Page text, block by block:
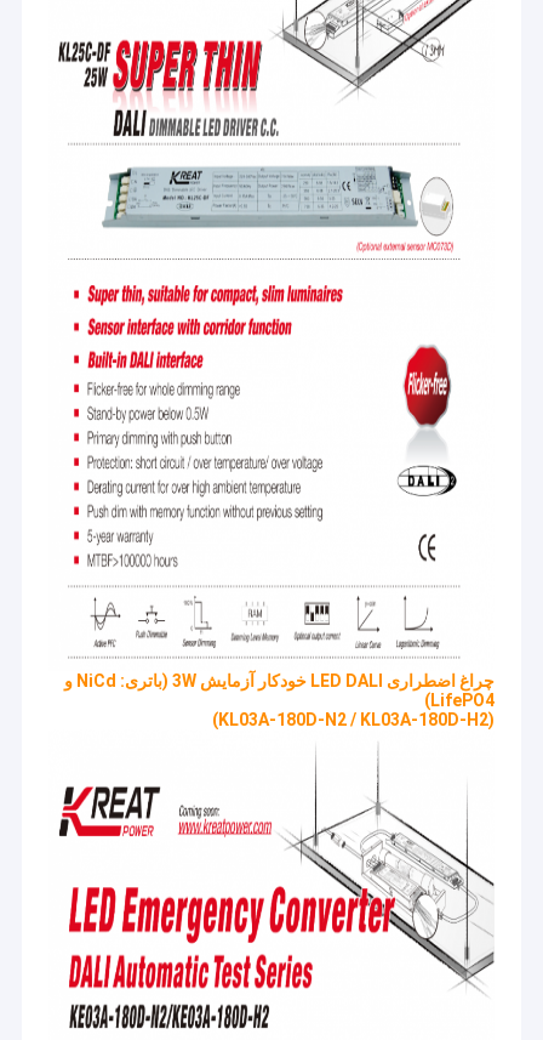
چراغ اضطراری LED DALI خودکار آزمایش 3W (باتری: NiCd و
LifePO4)
(KL03A-180D-N2 / KL03A-180D-H2)